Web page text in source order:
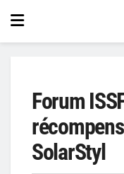
Forum
SolarStyl